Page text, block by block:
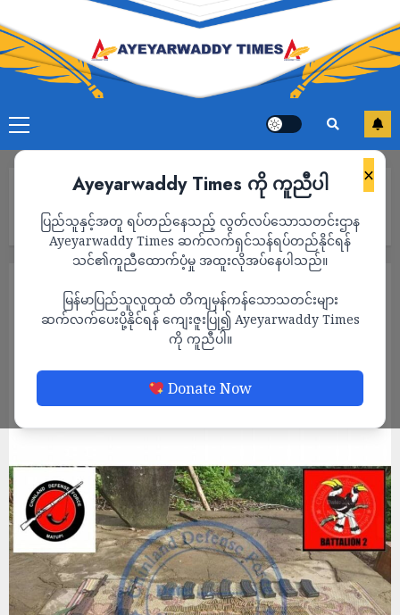
×
Ayeyarwaddy Times ကို ကူညီပါ
ပြည်သူနှင့်အတူ ရပ်တည်နေသည့် လွတ်လပ်သောသတင်းဌာန
Ayeyarwaddy Times ဆက်လက်ရှင်သန်ရပ်တည်နိုင်ရန်
သင်၏ကူညီထောက်ပံ့မှု အထူးလိုအပ်နေပါသည်။
မြန်မာပြည်သူလူထုထံ တိကျမှန်ကန်သောသတင်းများ
ဆက်လက်ပေးပို့နိုင်ရန် ကျေးဇူးပြု၍ Ayeyarwaddy Times
ကို ကူညီပါ။
Donate Now
လက်နက်ခဲယမ်းနှင့်အတူ အလင်းဝင်ရောက်
ချင်းကာကွယ်ရေးတပ်ဖွဲ့(မတူပီ)ထံ စစ်ကောင်စီ
တပ်ဖွဲ့ဝင် ၂ ဦး လက်နက်ခဲယမ်းနှင့်အတူ
အလင်းဝင်ရောက်
ADMIN NOVEMBER 8, 2023